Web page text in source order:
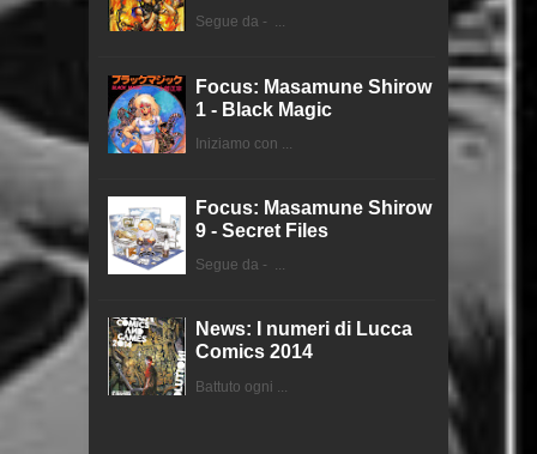
Segue da - ...
Focus: Masamune Shirow
1 - Black Magic
Iniziamo con ...
Focus: Masamune Shirow
9 - Secret Files
Segue da - ...
News: I numeri di Lucca
Comics 2014
Battuto ogni ...